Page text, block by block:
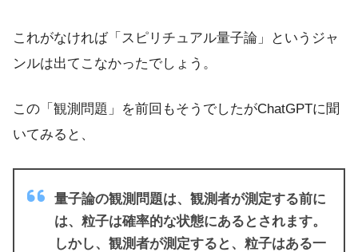
これがなければ「スピリチュアル量子論」というジャ
ンルは出てこなかったでしょう。
この「観測問題」を前回もそうでしたがChatGPTに聞
いてみると、
量子論の観測問題は、観測者が測定する前に
は、粒子は確率的な状態にあるとされます。
しかし、観測者が測定すると、粒子はある一